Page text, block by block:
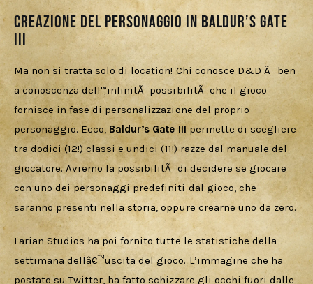
Creazione del Personaggio in Baldur’s Gate
III
Ma non si tratta solo di location! Chi conosce D&D Ã¨ ben
a conoscenza dell'”infinitÃ  possibilitÃ  che il gioco
fornisce in fase di personalizzazione del proprio
personaggio. Ecco, Baldur’s Gate III permette di scegliere
tra dodici (12!) classi e undici (11!) razze dal manuale del
giocatore. Avremo la possibilitÃ  di decidere se giocare
con uno dei personaggi predefiniti dal gioco, che
saranno presenti nella storia, oppure crearne uno da zero.
Larian Studios ha poi fornito tutte le statistiche della
settimana dellâ€™uscita del gioco. L’immagine che ha
postato su Twitter, ha fatto schizzare gli occhi fuori dalle